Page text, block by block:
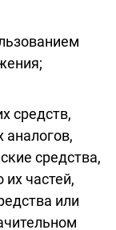
средств,
аналогов,
средства,
частей,
или